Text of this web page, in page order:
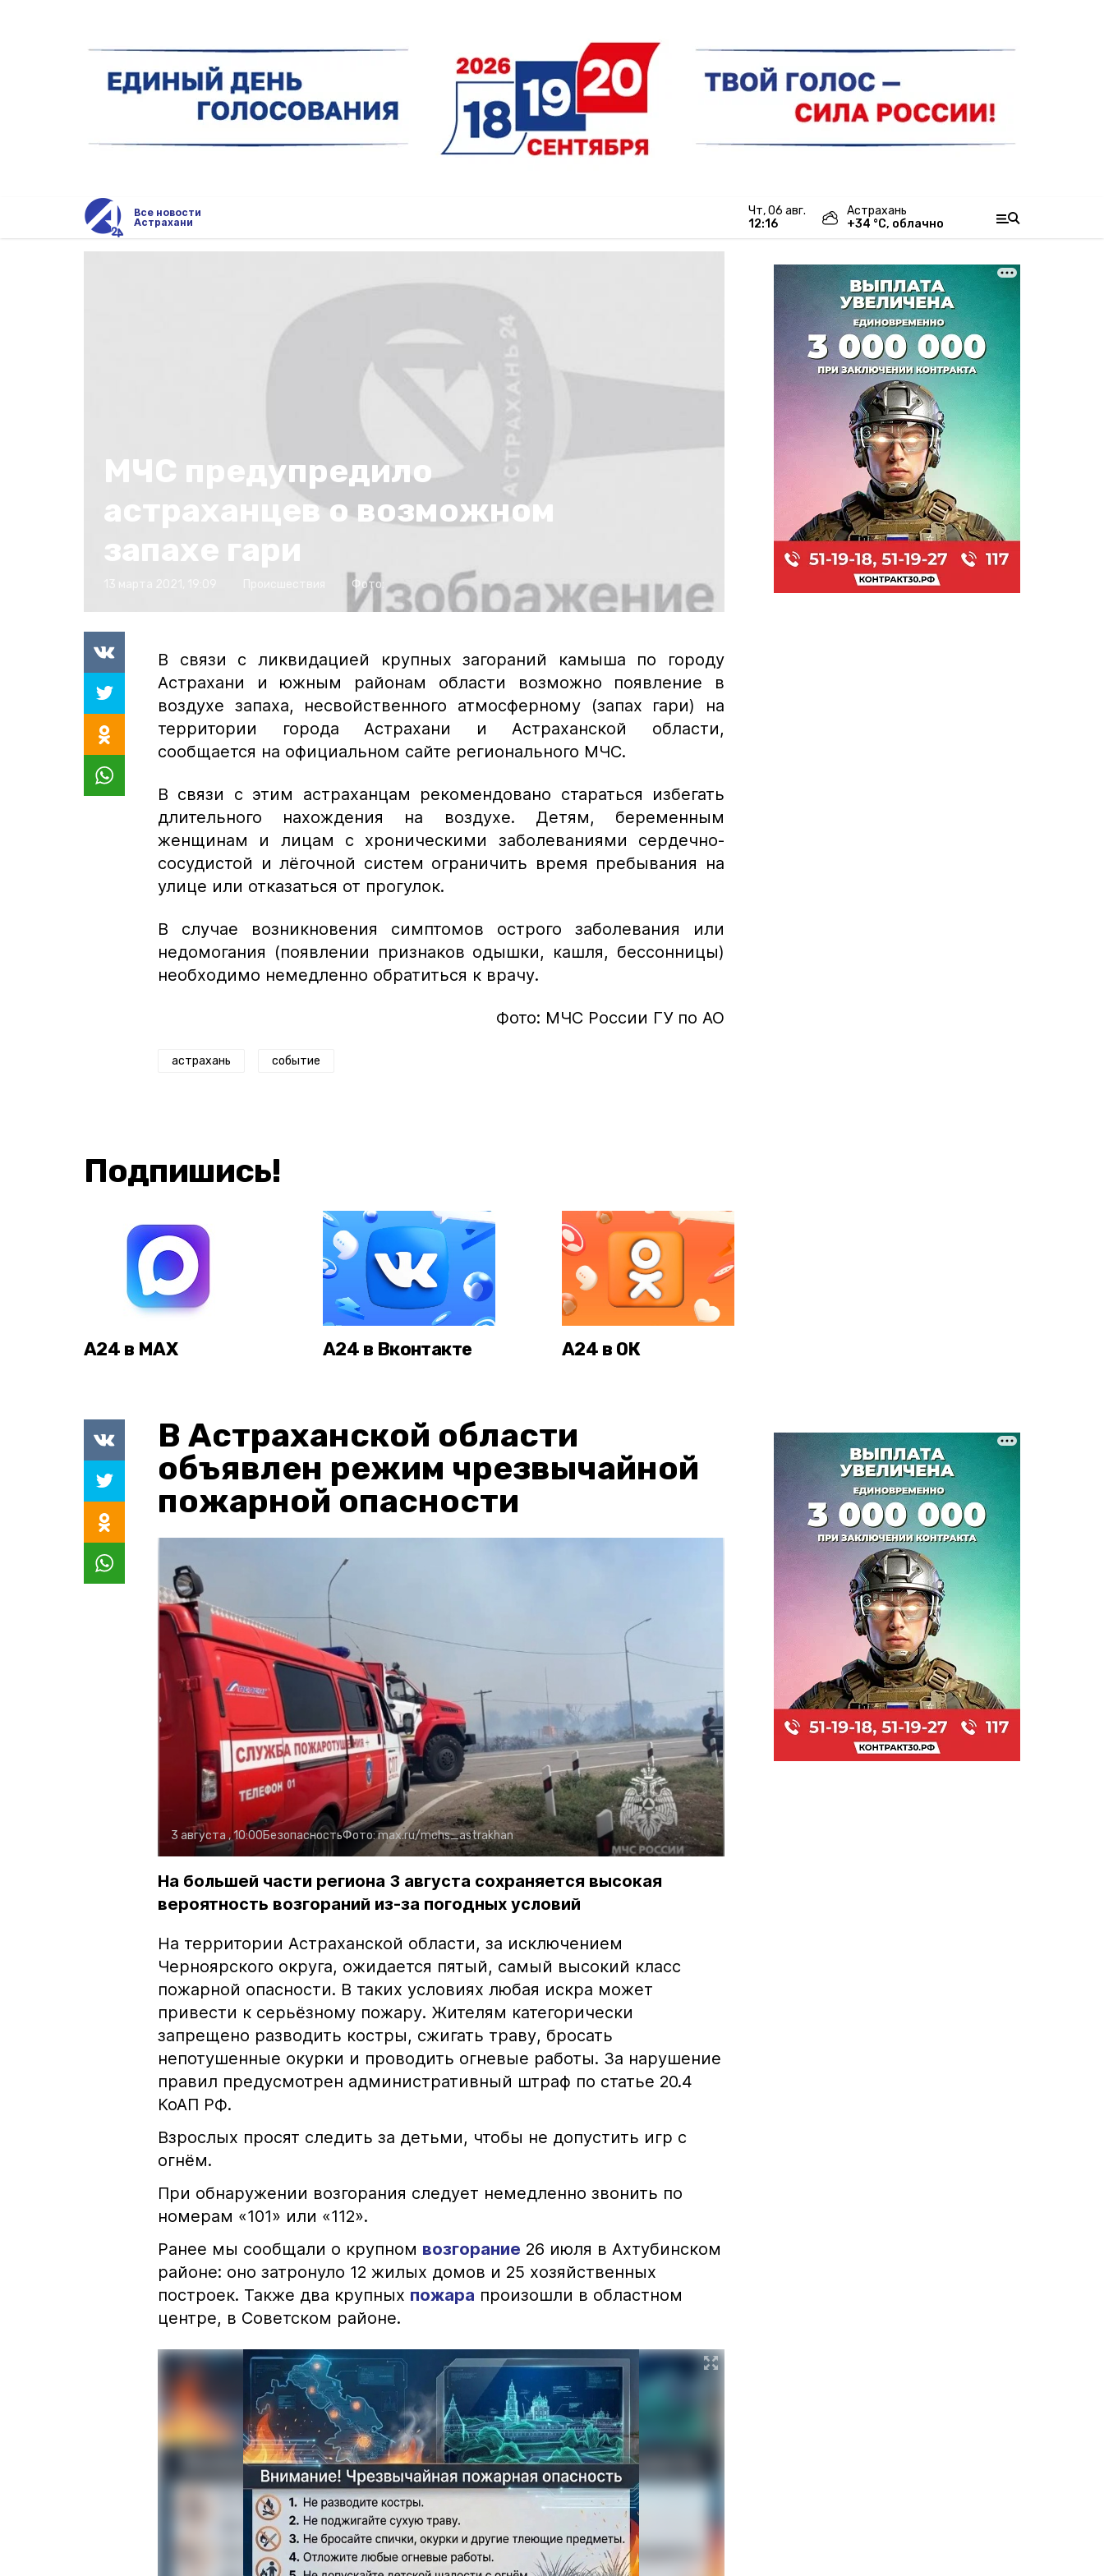
Все новости
Астрахани
чт, 06 авг.
12:16
Астрахань
+34 °С, облачно
МЧС предупредило
астраханцев о возможном
запахе гари
Фото:
В связи с ликвидацией крупных загораний камыша по городу
Астрахани и южным районам области возможно появление в
воздухе запаха, несвойственного атмосферному (запах гари) на
территории города Астрахани и Астраханской области,
сообщается на официальном сайте регионального МЧС.
В связи с этим астраханцам рекомендовано стараться избегать
длительного нахождения на воздухе. Детям, беременным
женщинам и лицам с хроническими заболеваниями сердечно-
сосудистой и лёгочной систем ограничить время пребывания на
улице или отказаться от прогулок.
В случае возникновения симптомов острого заболевания или
недомогания (появлении признаков одышки, кашля, бессонницы)
необходимо немедленно обратиться к врачу.
Фото: МЧС России ГУ по АО
астрахань событие
Подпишись!
А24 в MAX А24 в Вконтакте А24 в ОК
В Астраханской области
объявлен режим чрезвычайной
пожарной опасности
3 августа , 10:00БезопасностьФото:max.ru/mchs_astrakhan
На большей части региона 3 августа сохраняется высокая
вероятность возгораний из-за погодных условий
На территории Астраханской области, за исключением
Черноярского округа, ожидается пятый, самый высокий класс
пожарной опасности. В таких условиях любая искра может
привести к серьёзному пожару. Жителям категорически
запрещено разводить костры, сжигать траву, бросать
непотушенные окурки и проводить огневые работы. За нарушение
правил предусмотрен административный штраф по статье 20.4
КоАП РФ.
Взрослых просят следить за детьми, чтобы не допустить игр с
огнём.
При обнаружении возгорания следует немедленно звонить по
номерам «101» или «112».
Ранее мы сообщали о крупном возгорание 26 июля в Ахтубинском
районе: оно затронуло 12 жилых домов и 25 хозяйственных
построек. Также два крупных пожара произошли в областном
центре, в Советском районе.